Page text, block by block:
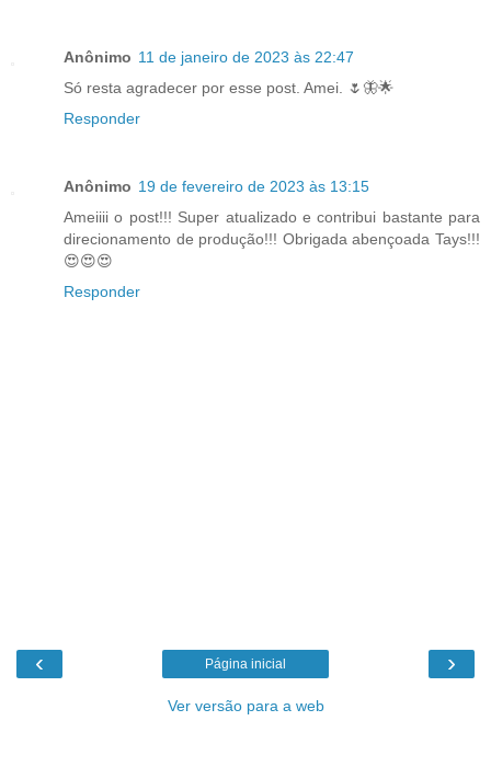
Anônimo 11 de janeiro de 2023 às 22:47
Só resta agradecer por esse post. Amei. 🌷🦋🌟
Responder
Anônimo 19 de fevereiro de 2023 às 13:15
Ameiiii o post!!! Super atualizado e contribui bastante para
direcionamento de produção!!! Obrigada abençoada Tays!!!
😍😍😍
Responder
‹ ›
Página inicial
Ver versão para a web